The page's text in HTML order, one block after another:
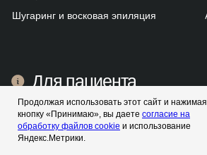
Продолжая использовать этот сайт и нажимая
кнопку «Принимаю», вы даете согласие на
обработку файлов cookie и использование
Яндекс.Метрики.